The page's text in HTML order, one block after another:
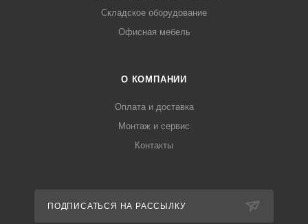
Складское оборудование
Офисная мебель
О КОМПАНИИ
Оплата и доставка
Монтаж и сервис
Контакты
ПОДПИСАТЬСЯ НА РАССЫЛКУ